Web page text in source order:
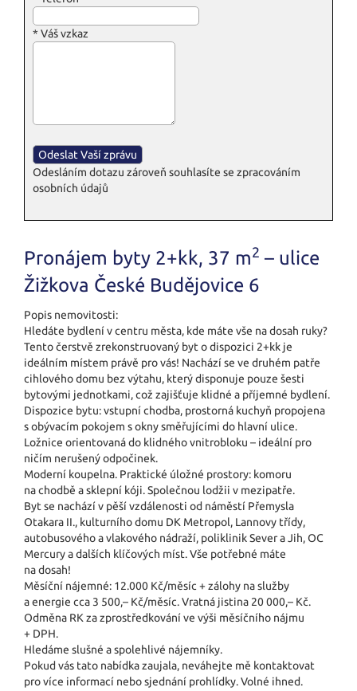
* Váš vzkaz
Odesláním dotazu zároveň souhlasíte se zpracováním
osobních údajů
Pronájem byty 2+kk, 37 m2 – ulice
Žižkova České Budějovice 6
Popis nemovitosti:
Hledáte bydlení v centru města, kde máte vše na dosah ruky?
Tento čerstvě zrekonstruovaný byt o dispozici 2+kk je
ideálním místem právě pro vás! Nachází se ve druhém patře
cihlového domu bez výtahu, který disponuje pouze šesti
bytovými jednotkami, což zajišťuje klidné a příjemné bydlení.
Dispozice bytu: vstupní chodba, prostorná kuchyň propojena
s obývacím pokojem s okny směřujícími do hlavní ulice.
Ložnice orientovaná do klidného vnitrobloku – ideální pro
ničím nerušený odpočinek.
Moderní koupelna. Praktické úložné prostory: komoru
na chodbě a sklepní kóji. Společnou lodžii v mezipatře.
Byt se nachází v pěší vzdálenosti od náměstí Přemysla
Otakara II., kulturního domu DK Metropol, Lannovy třídy,
autobusového a vlakového nádraží, poliklinik Sever a Jih, OC
Mercury a dalších klíčových míst. Vše potřebné máte
na dosah!
Měsíční nájemné: 12.000 Kč/měsíc + zálohy na služby
a energie cca 3 500,– Kč/měsíc. Vratná jistina 20 000,– Kč.
Odměna RK za zprostředkování ve výši měsíčního nájmu
+ DPH.
Hledáme slušné a spolehlivé nájemníky.
Pokud vás tato nabídka zaujala, neváhejte mě kontaktovat
pro více informací nebo sjednání prohlídky. Volné ihned.